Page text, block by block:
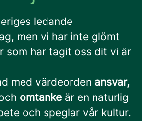
ledande
men vi har inte glömt
som har tagit oss dit vi är
med värdeorden ansvar,
omtanke är en naturlig
och speglar vår kultur.